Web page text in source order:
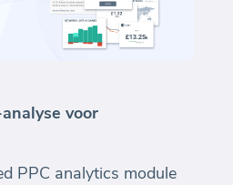
voor
PPC analytics module